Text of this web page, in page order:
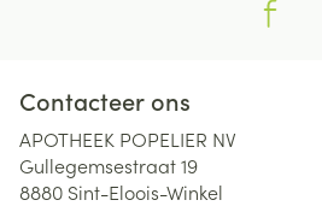
Contacteer ons
APOTHEEK POPELIER NV
Gullegemsestraat 19
8880 Sint-Eloois-Winkel